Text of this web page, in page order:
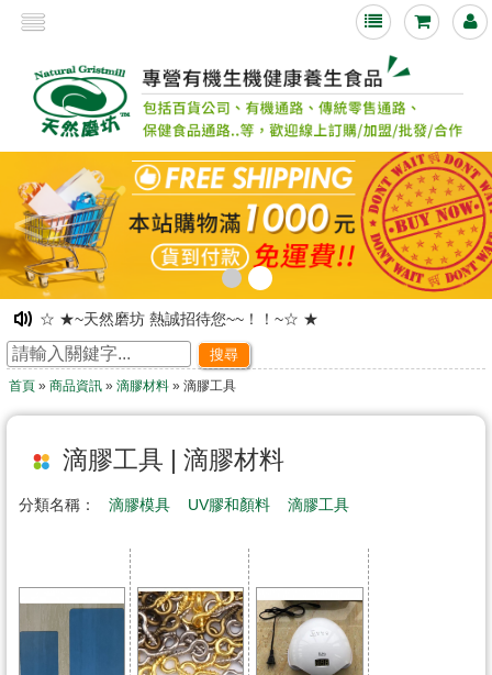
<
☆ ★~天然磨坊 熱誠招待您~~！！~☆ ★
☆ ★~網路旗艦店落成~ 歡迎舊雨新知光臨指教~☆ ★
☆ ★~歡迎光臨~天然磨坊 ~☆ ★
凡購物皆可享有紅利積點!!下次購物時可折抵現金!
☆ ★~歡迎光臨本站~☆ ★
搜尋
首頁» 商品資訊» 滴膠材料» 滴膠工具
滴膠工具 | 滴膠材料
分類名稱： 滴膠模具 UV膠和顏料 滴膠工具